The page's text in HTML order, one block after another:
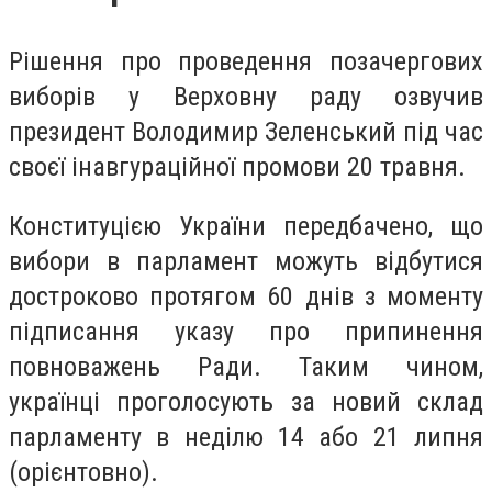
Рішення про проведення позачергових
виборів у Верховну раду озвучив
президент Володимир Зеленський під час
своєї інавгураційної промови 20 травня.
Конституцією України передбачено, що
вибори в парламент можуть відбутися
достроково протягом 60 днів з моменту
підписання указу про припинення
повноважень Ради. Таким чином,
українці проголосують за новий склад
парламенту в неділю 14 або 21 липня
(орієнтовно).